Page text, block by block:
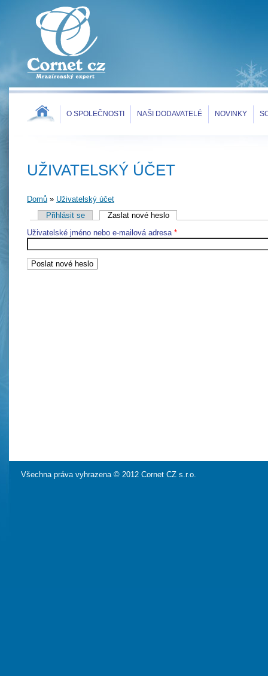
UŽIVATELSKÝ ÚČET
JSTE ZDE
Domů » Uživatelský účet
HLAVNÍ ZÁLOŽKY
Přihlásit se Zaslat nové heslo(aktivní záložka)
Uživatelské jméno nebo e-mailová adresa *
O SPOLEČNOSTI NAŠI DODAVATELÉ NOVINKY
Všechna práva vyhrazena © 2012 Cornet CZ s.r.o.